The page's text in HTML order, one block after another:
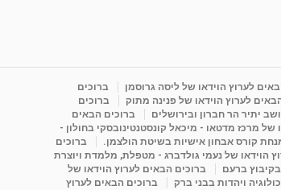
לערוץ הוידאו של ליסה גרוסמן
ברוכים
לערוץ הוידאו של פנינה מתוק
ברוכים
יתיר הר חברון ובירושלים
ברוכים הבאים
של מרכז מדטאו - מיכאל קונסטנטינובסקי בחולון -
קורס אבחון אישיות בשיטת הולצמן.
ברוכים
הוידאו של נעמי גולדברג - מטפלת, מלמדת ויוצרת
ברעם
ברוכים הבאים לערוץ הוידאו של
ויהדות בבני ברק ברוכים הבאים לערוץ